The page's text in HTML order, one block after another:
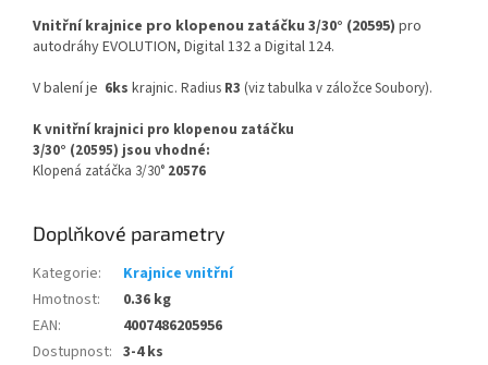
Vnitřní krajnice pro klopenou zatáčku 3/30° (20595) pro
autodráhy EVOLUTION, Digital 132 a Digital 124.
V balení je 6ks krajnic. Radius R3 (viz tabulka v záložce Soubory).
K vnitřní krajnici pro klopenou zatáčku
3/30° (20595) jsou vhodné:
Klopená zatáčka 3/30° 20576
Doplňkové parametry
Kategorie:
Krajnice vnitřní
Hmotnost:
0.36 kg
EAN:
4007486205956
Dostupnost: 3-4 ks